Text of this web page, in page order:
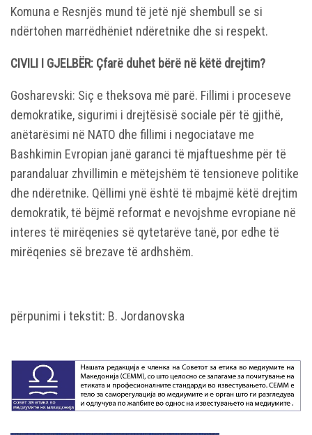
Komuna e Resnjës mund të jetë një shembull se si
ndërtohen marrëdhëniet ndëretnike dhe si respekt.
CIVILI I GJELBËR: Çfarë duhet bërë në këtë drejtim?
Gosharevski: Siç e theksova më parë. Fillimi i proceseve
demokratike, sigurimi i drejtësisë sociale për të gjithë,
anëtarësimi në NATO dhe fillimi i negociatave me
Bashkimin Evropian janë garanci të mjaftueshme për të
parandaluar zhvillimin e mëtejshëm të tensioneve politike
dhe ndëretnike. Qëllimi ynë është të mbajmë këtë drejtim
demokratik, të bëjmë reformat e nevojshme evropiane në
interes të mirëqenies së qytetarëve tanë, por edhe të
mirëqenies së brezave të ardhshëm.
përpunimi i tekstit: B. Jordanovska